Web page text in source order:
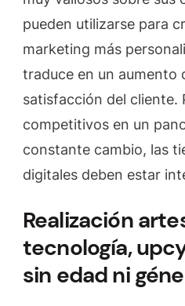
pueden utilizarse para
marketing más
traduce en un aumento
satisfacción del cliente.
competitivos en un
constante cambio, las
digitales deben estar
Realización
tecnología,
sin edad ni